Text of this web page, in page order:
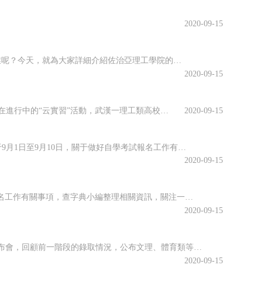
2020-09-15
2020-09-15
2020-09-15
2020-09-15
江蘇省2020年10月高等教育自學考試將于10月17日-18日舉行。關于做好自學考試報名工作有關事項，查字典小編整理相關資訊，關注一下~江蘇省2020年10月自學考試報名通告2020年10月自學考試將于10月17日-18日舉行。現就做好報名工作有關事項通告如下：一、報名時間新生注冊和課程報考同步進行...
2020-09-15
近日，江西省教育考試院召開江西省2020年普通高校招生錄取工作第四次資訊發布會，回顧前一階段的錄取情況，公布文理、體育類等第二批本科批次和藝術類普通批本科的投檔情況。查字典小編整理相關資訊，關注一下~江西省2020年普通高校招生第二批本科批次(含藝術類普通批本科)投檔情況發布8月25日上午，省教育考...
2020-09-15